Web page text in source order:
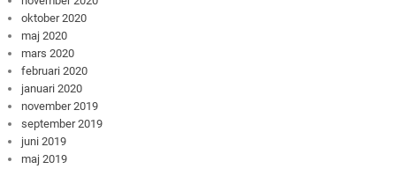
oktober 2020
maj 2020
mars 2020
februari 2020
januari 2020
november 2019
september 2019
juni 2019
maj 2019